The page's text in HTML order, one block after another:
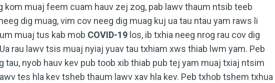
kom muaj feem cuam hauv zej zog, pab lawv thaum ntsib teeb
dig muag, vim cov neeg dig muag kuj ua tau ntau yam raws li
muaj tus kab mob COVID-19 los, ib txhia neeg nrog rau cov dig
rau lawv tsis muaj nyiaj yuav tau txhiam xws thiab lwm yam. Peb
tau, nyob hauv kev pub toob xib thiab pub tej yam muaj txiaj ntsim
tes hla kev tsheb thaum lawv xav hla kev. Peb txhob tshem txhua